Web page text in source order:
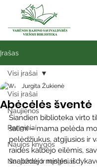
Įrašas
Visi įrašai
Naujienos
Renginiai
Naujos knygos
Naujienos ir renginiai
Visi įrašai
Abėcėlės šventė
Jurgita Žukienė
Šiandien biblioteka virto
šalimi – mama pelėda
pelėdžiukus, atgijusios ir
raidės kalbėjo eilėmis,
šnabždėjo mįslės,